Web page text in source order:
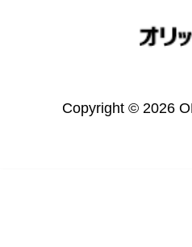
Copyright © 2026